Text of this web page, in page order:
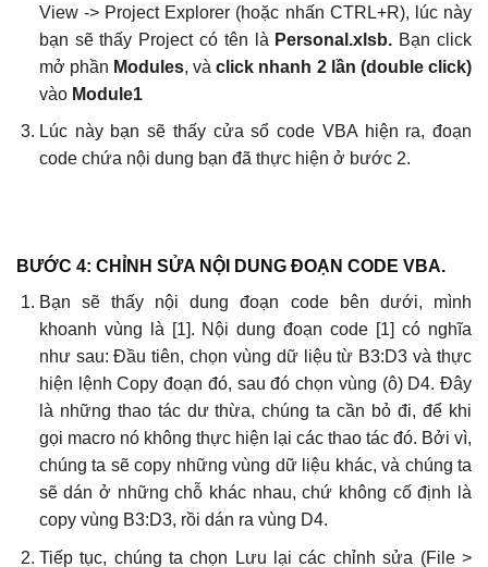
View -> Project Explorer (hoặc nhấn CTRL+R), lúc này
bạn sẽ thấy Project có tên là Personal.xlsb. Bạn click
mở phần Modules, vàclick nhanh 2 lần (double click)
vào Module1
Lúc này bạn sẽ thấy cửa sổ code VBA hiện ra, đoạn
code chứa nội dung bạn đã thực hiện ở bước 2.
BƯỚC 4: CHỈNH SỬA NỘI DUNG ĐOẠN CODE VBA.
Bạn sẽ thấy nội dung đoạn code bên dưới, mình
khoanh vùng là [1]. Nội dung đoạn code [1] có nghĩa
như sau: Đầu tiên, chọn vùng dữ liệu từ B3:D3 và thực
hiện lệnh Copy đoạn đó, sau đó chọn vùng (ô) D4. Đây
là những thao tác dư thừa, chúng ta cần bỏ đi, để khi
gọi macro nó không thực hiện lại các thao tác đó. Bởi vì,
chúng ta sẽ copy những vùng dữ liệu khác, và chúng ta
sẽ dán ở những chỗ khác nhau, chứ không cố định là
copy vùng B3:D3, rồi dán ra vùng D4.
Tiếp tục, chúng ta chọn Lưu lại các chỉnh sửa (File >